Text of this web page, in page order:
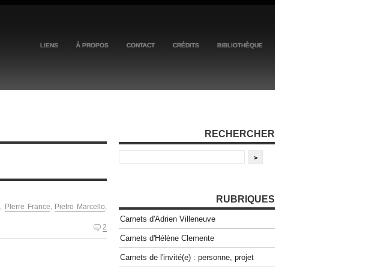
LIENS À PROPOS CONTACT CRÉDITS BIBLIOTHÈQUE
, PIerre France, Pietro Marcello,
2
RECHERCHER
RUBRIQUES
Carnets d'Adrien Villeneuve
Carnets d'Hélène Clemente
Carnets de l'invité(e) : personne, projet